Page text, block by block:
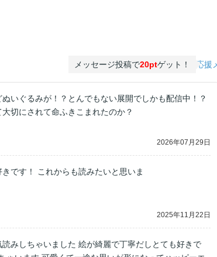
メッセージ投稿で20ptゲット！ 応援
いぐるみが！？とんでもない展開でしかも配信中！？
切にされて命ふきこまれたのか？
2026年07月29日
です！ これからも読みたいと思いま
！
2025年11月22日
みしちゃいました 絵が綺麗で丁寧だしとても好きで